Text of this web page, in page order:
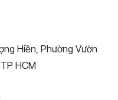
Hiền, Phường Vườn
HCM